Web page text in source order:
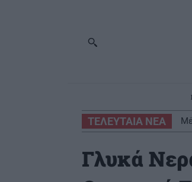
ΤΕΛΕΥΤΑΙΑ ΝΕΑ
Γλυκά